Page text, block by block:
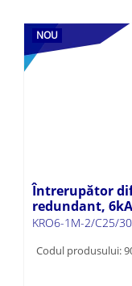
NOU
Întrerupător
redundant,
KRO6-1M-2/C25/
Codul produsului: